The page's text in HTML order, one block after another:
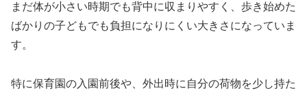
まだ体が小さい時期でも背中に収まりやすく、歩き始めた
ばかりの子どもでも負担になりにくい大きさになっていま
す。
特に保育園の入園前後や、外出時に自分の荷物を少し持た